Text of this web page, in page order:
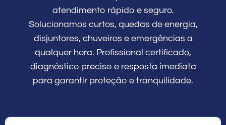
atendimento rápido e seguro.
Solucionamos curtos, quedas de energia,
disjuntores, chuveiros e emergências a
qualquer hora. Profissional certificado,
diagnóstico preciso e resposta imediata
para garantir proteção e tranquilidade.